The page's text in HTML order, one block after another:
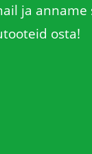
ja anname
osta!